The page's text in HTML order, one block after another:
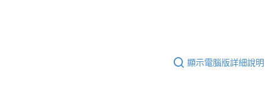
顯示電腦版詳細說明